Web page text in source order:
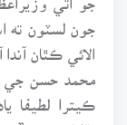
جون لسٽون ته
الائي ڪٿان آندا
محمد حسن جي
ڪيترا لطيفا
ٻڌايائين